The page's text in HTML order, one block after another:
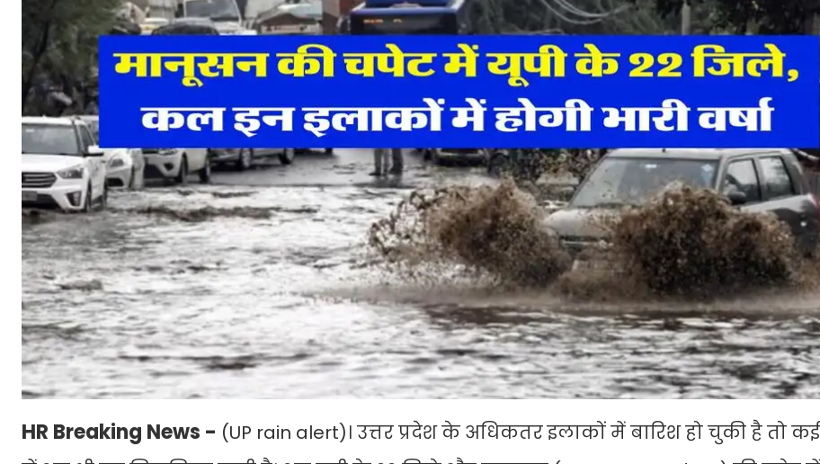
HR Breaking News - (UP rain alert)। उत्तर प्रदेश के अधिकतर इलाकों में बारिश हो चुकी है तो